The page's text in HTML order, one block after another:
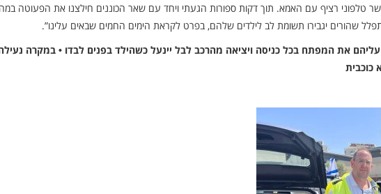
טלפוני רציף עם האמא. תוך דקות ספורות הגעתי ויחד עם שאר הכוננים חילצנו את הפעוטה
שהורים יגבירו תשומת לב לילדים שלהם, בפרט לקראת הימים החמים שבאים עלינו”.
את המפתח בכל כניסה ויציאה מהרכב לבל יינעל כשהילד בפנים לבדו • במקרה